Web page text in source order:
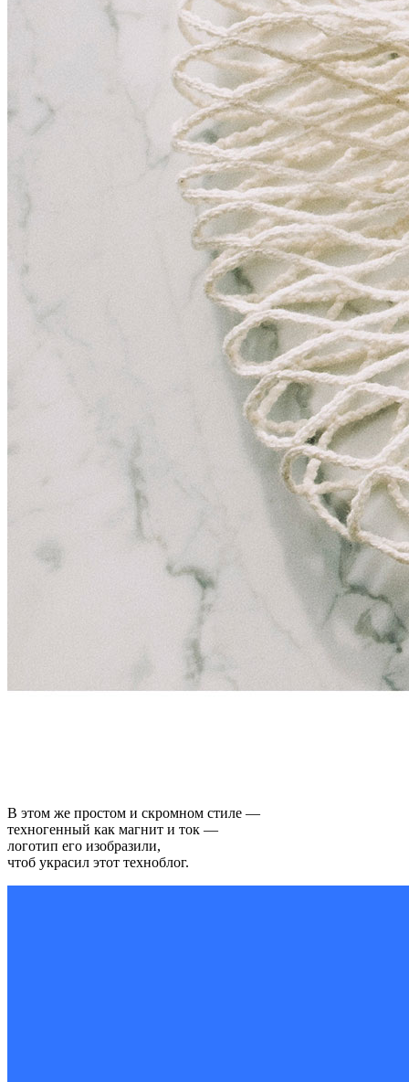
В этом же простом и скромном стиле —
техногенный как магнит и ток —
логотип его изобразили,
чтоб украсил этот техноблог.